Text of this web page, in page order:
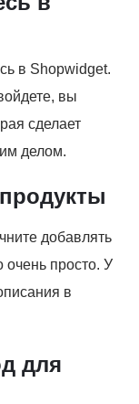
в Shopwidget.
вы
сделает
делом.
добавлять
очень просто. У
в
для